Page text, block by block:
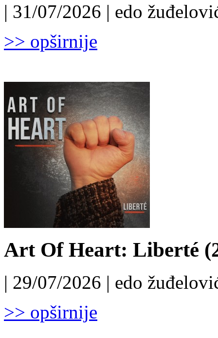
| 31/07/2026 | edo
>> opširnije
Art Of Heart: Liberté
| 29/07/2026 | edo
>> opširnije